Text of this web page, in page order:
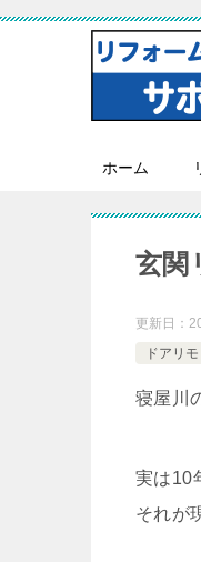
ホーム
玄関
更新日：
ドアリモ
寝屋川
実は10
それが